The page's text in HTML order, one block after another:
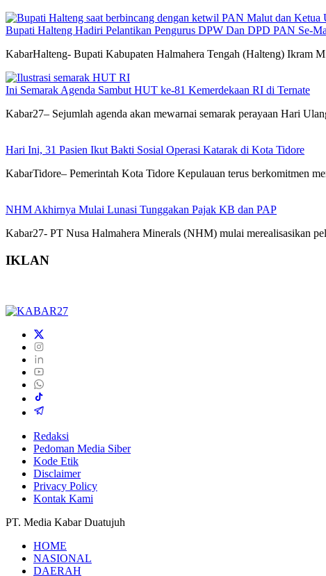
Bupati Halteng Hadiri Pelantikan Pengurus DPW Dan DPD PAN Se-
KabarHalteng- Bupati Kabupaten Halmahera Tengah (Halteng) Ikram
Ini Semarak Agenda Sambut HUT ke-81 Kemerdekaan RI di Ternate
Kabar27– Sejumlah agenda akan mewarnai semarak perayaan Hari
Hari Ini, 31 Pasien Ikut Bakti Sosial Operasi Katarak di Kota Tidore
KabarTidore– Pemerintah Kota Tidore Kepulauan terus berkomitmen
NHM Akhirnya Mulai Lunasi Tunggakan Pajak KB dan PAP
Kabar27- PT Nusa Halmahera Minerals (NHM) mulai merealisasikan
IKLAN
Redaksi
Pedoman Media Siber
Kode Etik
Disclaimer
Privacy Policy
Kontak Kami
PT. Media Kabar Duatujuh
HOME
NASIONAL
DAERAH